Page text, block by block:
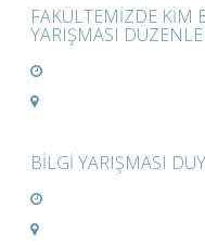
FAKÜLTEMİZDE KİM
YARIŞMASI
BİLGİ YARIŞMASI